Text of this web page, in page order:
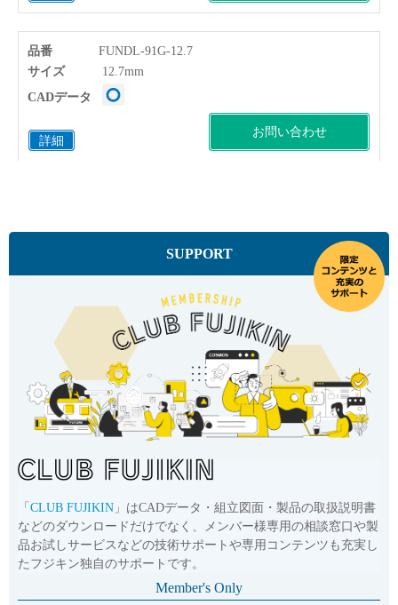
品番 FUNDL-91G-12.7
詳細
サイズ 12.7mm
お問い合わせ
CADデータ
SUPPORT
「 CLUB FUJIKIN 」はCADデータ・組立図面・製品の取扱説明書
などのダウンロードだけでなく、メンバー様専用の相談窓口や製
品お試しサービスなどの技術サポートや専用コンテンツも充実し
たフジキン独自のサポートです。
Member's Only